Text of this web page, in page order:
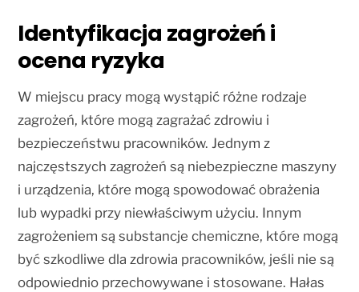
Identyfikacja zagrożeń i
ocena ryzyka
W miejscu pracy mogą wystąpić różne rodzaje
zagrożeń, które mogą zagrażać zdrowiu i
bezpieczeństwu pracowników. Jednym z
najczęstszych zagrożeń są niebezpieczne maszyny
i urządzenia, które mogą spowodować obrażenia
lub wypadki przy niewłaściwym użyciu. Innym
zagrożeniem są substancje chemiczne, które mogą
być szkodliwe dla zdrowia pracowników, jeśli nie są
odpowiednio przechowywane i stosowane. Hałas